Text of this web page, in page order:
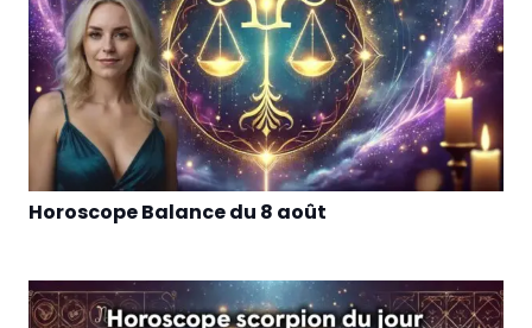
Horoscope Balance du 8 août